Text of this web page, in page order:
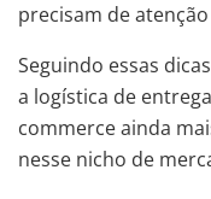
precisam de
Seguindo essas
a logística de
commerce ainda
nesse nicho de